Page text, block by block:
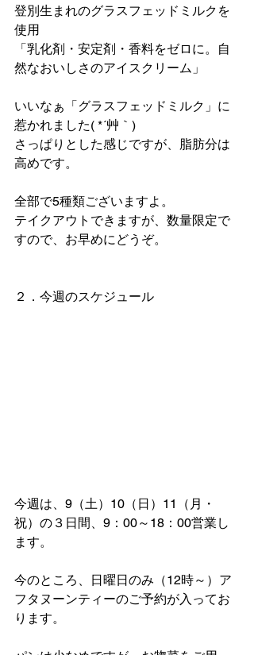
登別生まれのグラスフェッドミルクを
使用
「乳化剤・安定剤・香料をゼロに。自
然なおいしさのアイスクリーム」
いいなぁ「グラスフェッドミルク」に
惹かれました( *´艸｀)
さっぱりとした感じですが、脂肪分は
高めです。
全部で5種類ございますよ。
テイクアウトできますが、数量限定で
すので、お早めにどうぞ。
２．今週のスケジュール
今週は、9（土）10（日）11（月・
祝）の３日間、9：00～18：00営業し
ます。
今のところ、日曜日のみ（12時～）ア
フタヌーンティーのご予約が入ってお
ります。